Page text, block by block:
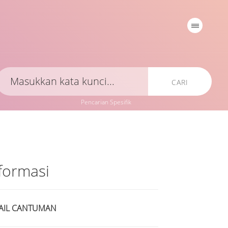
CARI
Pencarian Spesifik
CANTUMAN